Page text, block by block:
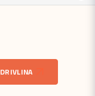
DRIVLINA